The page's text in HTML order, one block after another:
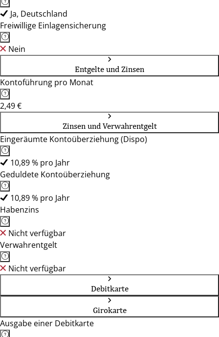
Ja, Deutschland
Freiwillige Einlagensicherung
Nein
Entgelte und Zinsen
Kontoführung pro Monat
2,49 €
Zinsen und Verwahrentgelt
Eingeräumte Kontoüberziehung (Dispo)
10,89 % pro Jahr
Geduldete Kontoüberziehung
10,89 % pro Jahr
Habenzins
Nicht verfügbar
Verwahrentgelt
Nicht verfügbar
Debitkarte
Girokarte
Ausgabe einer Debitkarte